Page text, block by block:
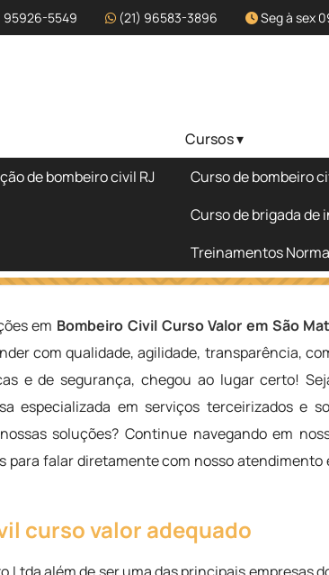
95926-5549 (21) 96583-3896 Seg à sex
de bombeiro civil RJ
Cursos ▾
Curso de bombeiro
Curso de brigada de
Treinamentos
Valor em São
Valor em São Mateus - SP
em Bombeiro Civil Curso Valor em São
com qualidade, agilidade, transparência,
e de segurança, chegou ao lugar certo!
especializada em serviços terceirizados e
soluções? Continue navegando em
para falar diretamente com nosso atendimento
curso valor adequado